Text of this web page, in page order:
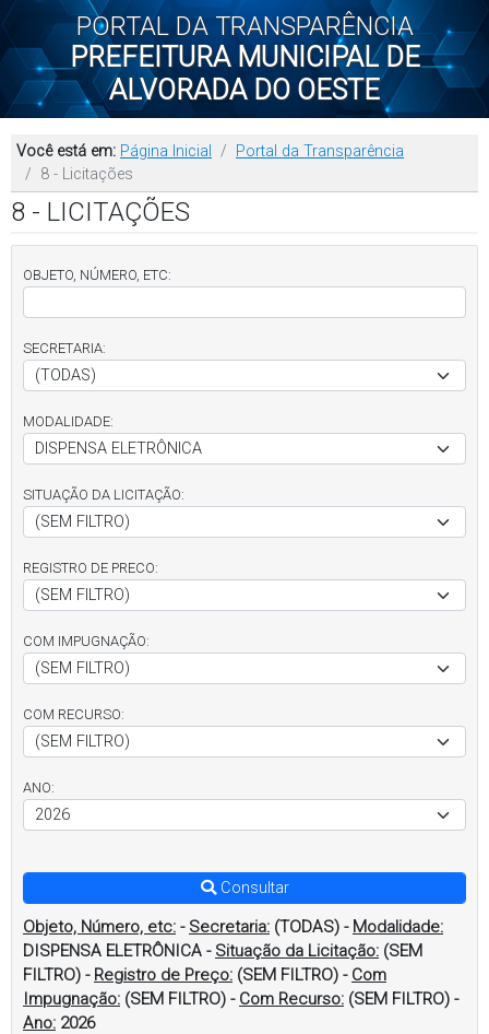
PORTAL DA TRANSPARÊNCIA
PREFEITURA MUNICIPAL DE
ALVORADA DO OESTE
Você está em: Página Inicial
Portal da Transparência
8 - Licitações
8 - LICITAÇÕES
OBJETO, NÚMERO, ETC:
SECRETARIA:
MODALIDADE:
SITUAÇÃO DA LICITAÇÃO:
REGISTRO DE PRECO:
COM IMPUGNAÇÃO:
COM RECURSO:
ANO:
Consultar
Objeto, Número, etc: - Secretaria: (TODAS) - Modalidade:
DISPENSA ELETRÔNICA - Situação da Licitação: (SEM
FILTRO) - Registro de Preço: (SEM FILTRO) - Com
Impugnação: (SEM FILTRO) - Com Recurso: (SEM FILTRO) -
Ano: 2026